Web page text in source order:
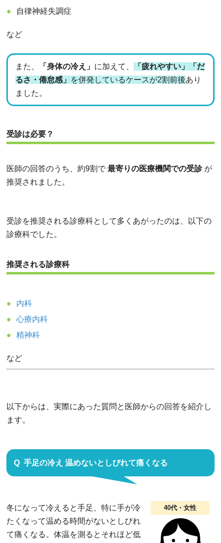
自律神経失調症
など
また、 「身体の冷え」 に加えて、
「疲れやすい」「だ
るさ・倦怠感」 を併発しているケースが2割前後あり
ました。
受診は必要？
医師の回答のうち、約9割で 最寄りの医療機関での受診 が
推奨されました。
受診を推奨される診療科として多くあがったのは、以下の
診療科でした。
推奨される診療科
内科
心療内科
精神科
など
以下からは、実際にあった質問と医師からの回答を紹介し
ます。
手足の冷え 温めないとしびれて痛くなる
40代・女性
冬になって冷えると手足、特に手が冷
たくなって温める時間がないとしびれ
て痛くなる。体温を測るとそれほど低